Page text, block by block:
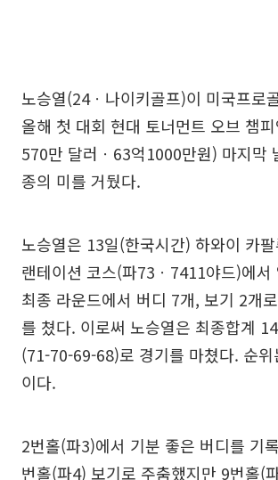
노승열(24ㆍ나이키골프)이 미국프로
올해 첫 대회 현대 토너먼트 오브 챔
570만 달러ㆍ63억1000만원) 마지막
종의 미를 거뒀다.
노승열은 13일(한국시간) 하와이 카
랜테이션 코스(파73ㆍ7411야드)에서
최종 라운드에서 버디 7개, 보기 2개
를 쳤다. 이로써 노승열은 최종합계
(71-70-69-68)로 경기를 마쳤다. 순
이다.
2번홀(파3)에서 기분 좋은 버디를 기
번홀(파4) 보기로 주춤했지만 9번홀(